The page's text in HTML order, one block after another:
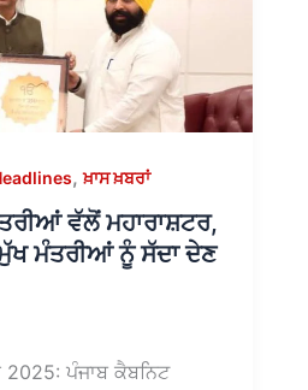
,ਖ਼ਾਸ ਖ਼ਬਰਾਂ
ਵੱਲੋਂ ਮਹਾਰਾਸ਼ਟਰ,
ਮੰਤਰੀਆਂ ਨੂੰ ਸੱਦਾ ਦੇਣ
ਪੰਜਾਬ ਕੈਬਨਿਟ